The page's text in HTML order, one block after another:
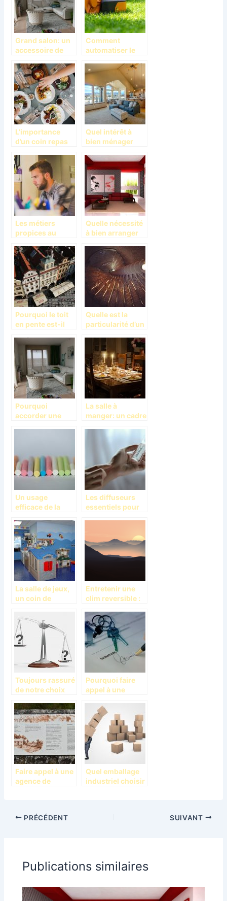
Grand salon: un
accessoire de
agréable
Comment
automatiser le
jardin ?
L’importance
d’un coin repas
Quel intérêt à
bien ménager
Les métiers
propices au
Quelle nécessité
à bien arranger
Pourquoi le toit
en pente est-il
Quelle est la
particularité d’un
colimaçon?
Pourquoi
accorder une
de son salon?
La salle à
manger: un cadre
partage des
repas collectifs
Un usage
efficace de la
de vous étonner!
Les diffuseurs
essentiels pour
La salle de jeux,
un coin de
l’intérieur de la
maison
Entretenir une
clim reversible :
moment ?
Toujours rassuré
de notre choix
Pourquoi faire
appel à une
immobilière ?
Faire appel à une
agence de
Quel emballage
industriel choisir
PRÉCÉDENT SUIVANT
Publications similaires